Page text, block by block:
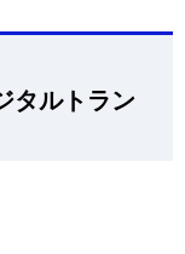
タルトラン